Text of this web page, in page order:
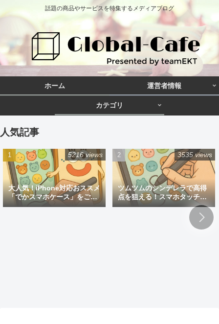
話題の商品やサービスを特集するメディアブログ
ホーム 運営者情報
カテゴリ
人気記事
大人気！iPhone対応おススメ
「でかスマホケース」をご紹
介
5216 views
ツムツムのシンデレラで高得
点を狙える！スマホタッチペ
ン
3535 views